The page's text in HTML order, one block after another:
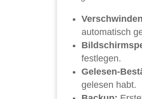
automatisch
festlegen.
Gelesen-
gelesen habt.